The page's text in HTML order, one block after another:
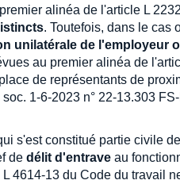
alinéa de l'article L
. Toutefois, dans le cas
unilatérale de l'employeur
au premier alinéa de
de représentants de
1-6-2023 n° 22-13.303
s'est constitué partie civile
de délit d'entrave au
4614-13 du Code du travail